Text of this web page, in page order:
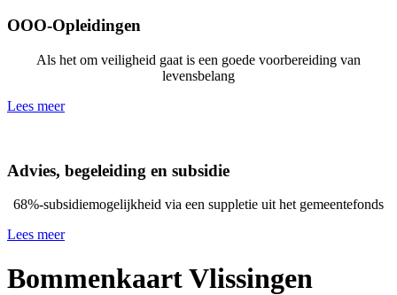
OOO-Opleidingen
Als het om veiligheid gaat is een goede voorbereiding van
levensbelang
Lees meer
Advies, begeleiding en subsidie
68%-subsidiemogelijkheid via een suppletie uit het gemeentefonds
Lees meer
Bommenkaart Vlissingen